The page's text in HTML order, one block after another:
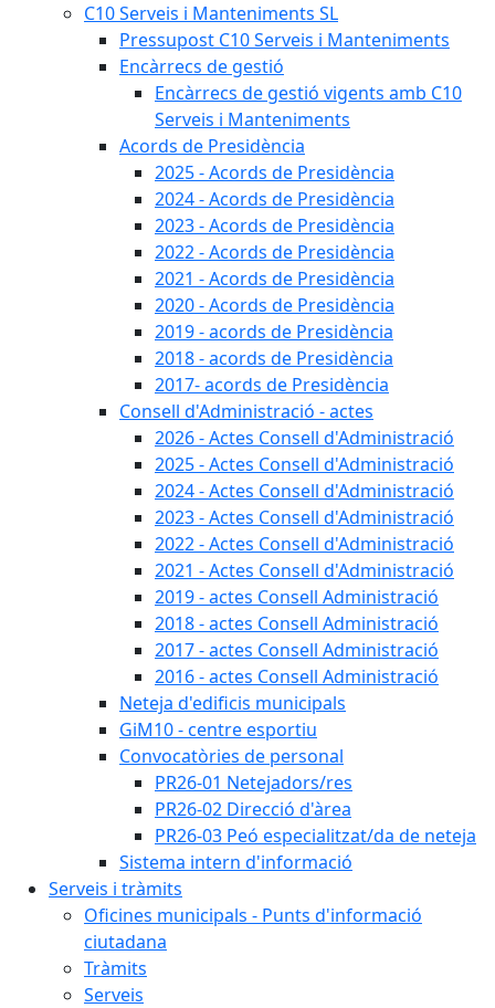
C10 Serveis i Manteniments SL
Pressupost C10 Serveis i Manteniments
Encàrrecs de gestió
Encàrrecs de gestió vigents amb C10
Serveis i Manteniments
Acords de Presidència
2025 - Acords de Presidència
2024 - Acords de Presidència
2023 - Acords de Presidència
2022 - Acords de Presidència
2021 - Acords de Presidència
2020 - Acords de Presidència
2019 - acords de Presidència
2018 - acords de Presidència
2017- acords de Presidència
Consell d'Administració - actes
2026 - Actes Consell d'Administració
2025 - Actes Consell d'Administració
2024 - Actes Consell d'Administració
2023 - Actes Consell d'Administració
2022 - Actes Consell d'Administració
2021 - Actes Consell d'Administració
2019 - actes Consell Administració
2018 - actes Consell Administració
2017 - actes Consell Administració
2016 - actes Consell Administració
Neteja d'edificis municipals
GiM10 - centre esportiu
Convocatòries de personal
PR26-01 Netejadors/res
PR26-02 Direcció d'àrea
PR26-03 Peó especialitzat/da de neteja
Sistema intern d'informació
Serveis i tràmits
Oficines municipals - Punts d'informació
ciutadana
Tràmits
Serveis